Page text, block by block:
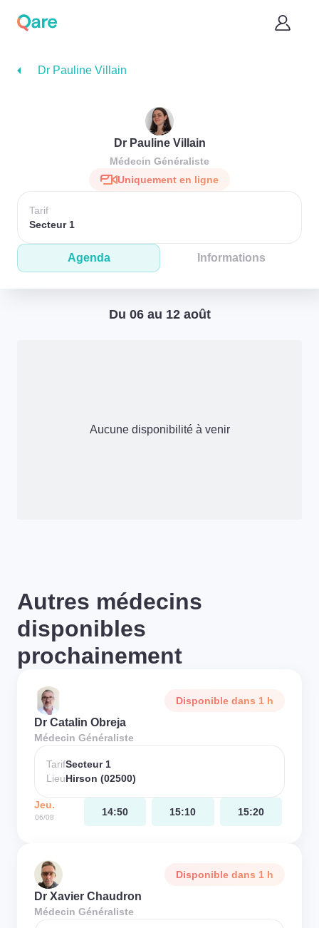
Dr Pauline Villain
Dr Pauline Villain
Médecin Généraliste
Uniquement en ligne
Tarif
Secteur 1
Agenda Informations
Du 06 au 12 août
Aucune disponibilité à venir
Autres médecins
disponibles
prochainement
Disponible dans 1 h
Dr Catalin Obreja
Médecin Généraliste
TarifSecteur 1
LieuHirson (02500)
Jeu.
06/08 14:50 15:10 15:20
Disponible dans 1 h
Dr Xavier Chaudron
Médecin Généraliste